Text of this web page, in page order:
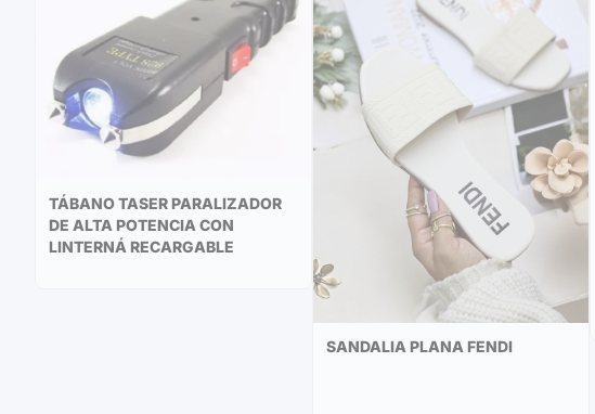
TÁBANO TASER PARALIZADOR
DE ALTA POTENCIA CON
LINTERNÁ RECARGABLE
SANDALIA PLANA FENDI